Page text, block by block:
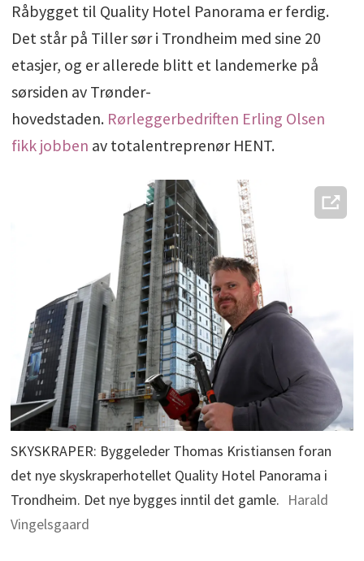
Råbygget til Quality Hotel Panorama er ferdig.
Det står på Tiller sør i Trondheim med sine 20
etasjer, og er allerede blitt et landemerke på
sørsiden av Trønder-
hovedstaden. Rørleggerbedriften Erling Olsen
fikk jobben av totalentreprenør HENT.
SKYSKRAPER: Byggeleder Thomas Kristiansen foran
det nye skyskraperhotellet Quality Hotel Panorama i
Trondheim. Det nye bygges inntil det gamle. Harald
Vingelsgaard